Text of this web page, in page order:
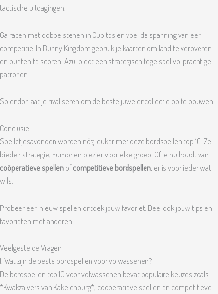
tactische uitdagingen.
Ga racen met dobbelstenen in Cubitos en voel de spanning van een
competitie. In Bunny Kingdom gebruik je kaarten om land te veroveren
en punten te scoren. Azul biedt een strategisch tegelspel vol prachtige
patronen.
Splendor laat je rivaliseren om de beste juwelencollectie op te bouwen.
Conclusie
Spelletjesavonden worden nóg leuker met deze bordspellen top 10. Ze
bieden strategie, humor en plezier voor elke groep. Of je nu houdt van
coöperatieve spellenofcompetitieve bordspellen, er is voor ieder wat
wils.
Probeer een nieuw spel en ontdek jouw favoriet. Deel ook jouw tips en
favorieten met anderen!
Veelgestelde Vragen
1. Wat zijn de beste bordspellen voor volwassenen?
De bordspellen top 10 voor volwassenen bevat populaire keuzes zoals
*Kwakzalvers van Kakelenburg*, coöperatieve spellen en competitieve